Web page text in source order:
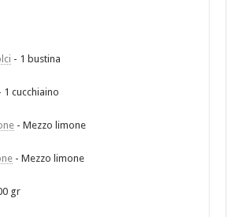
- 1 bustina
1 cucchiaino
- Mezzo limone
- Mezzo limone
gr